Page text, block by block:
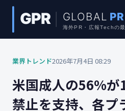
業界トレンド2026年7月4日 08:29
米国成人の56%が
禁止を支持、各プ